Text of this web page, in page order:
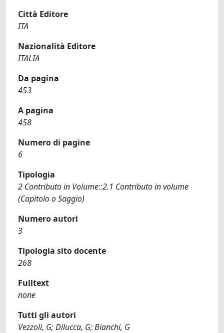
Città Editore
ITA
Nazionalità Editore
ITALIA
Da pagina
453
A pagina
458
Numero di pagine
6
Tipologia
2 Contributo in Volume::2.1 Contributo in volume
(Capitolo o Saggio)
Numero autori
3
Tipologia sito docente
268
Fulltext
none
Tutti gli autori
Vezzoli, G; Dilucca, G; Bianchi, G